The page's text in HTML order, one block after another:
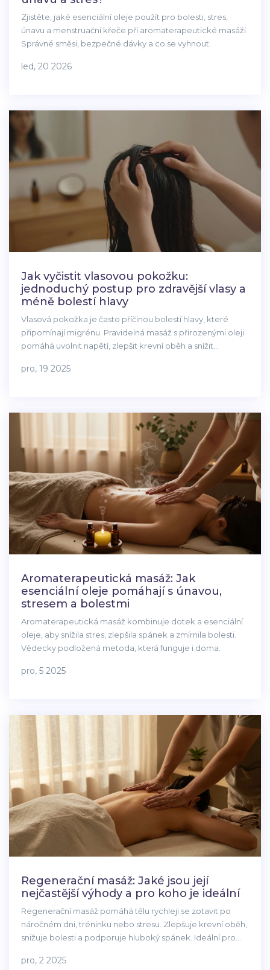
Zjistěte, jaké esenciální oleje použít pro bolesti, stres,
únavu a menstruační křeče při aromaterapeutické masáži.
Správné směsi, bezpečné dávky a co se vyhnout.
led, 20 2026
Jak vyčistit vlasovou pokožku:
jednoduchý postup pro zdravější vlasy a
méně bolestí hlavy
Vlasová pokožka je často příčinou bolestí hlavy, které
připomínají migrénu. Pravidelná masáž s přirozenými oleji
pomáhá uvolnit napětí, zlepšit krevní oběh a snížit
zlepšení za 4 týdny.
pro, 19 2025
Aromaterapeutická masáž: Jak
esenciální oleje pomáhají s únavou,
stresem a bolestmi
Aromaterapeutická masáž kombinuje dotek a esenciální
oleje, aby snížila stres, zlepšila spánek a zmírnila bolesti.
Vědecky podložená metoda, která funguje i doma.
pro, 5 2025
Regenerační masáž: Jaké jsou její
nejčastější výhody a pro koho je ideální
Regenerační masáž pomáhá tělu rychleji se zotavit po
náročném dni, tréninku nebo stresu. Zlepšuje krevní oběh,
snižuje bolesti a podporuje hluboký spánek. Ideální pro
pro, 2 2025